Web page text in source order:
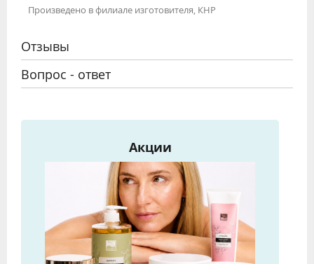
Произведено в филиале изготовителя, КНР
Отзывы
Вопрос - ответ
Акции